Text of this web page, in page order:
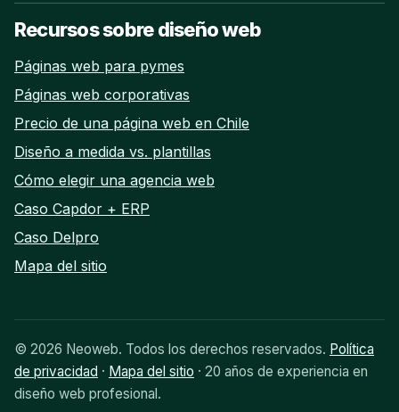
Recursos sobre diseño web
Páginas web para pymes
Páginas web corporativas
Precio de una página web en Chile
Diseño a medida vs. plantillas
Cómo elegir una agencia web
Caso Capdor + ERP
Caso Delpro
Mapa del sitio
© 2026 Neoweb. Todos los derechos reservados. Política
de privacidad · Mapa del sitio · 20 años de experiencia en
diseño web profesional.